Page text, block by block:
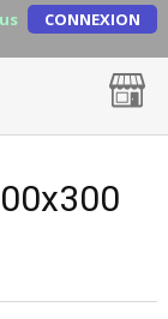
CONNEXION